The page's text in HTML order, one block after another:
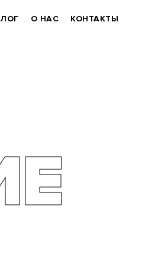
О НАС КОНТАКТЫ